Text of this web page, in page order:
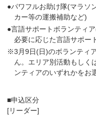
●パワフルお助け隊(マラソ
カー等の運搬補助など)
●言語サポートボランティ
必要に応じた言語サポー
※3月9日(日)のボランティ
ん。エリア別活動もしく
ンティアのいずれかをお
■申込区分
[リーダー]